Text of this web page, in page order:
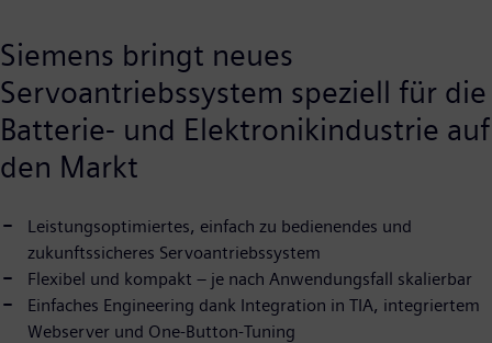
Siemens bringt neues
Servoantriebssystem speziell für die
Batterie- und Elektronikindustrie auf
den Markt
Leistungsoptimiertes, einfach zu bedienendes und
zukunftssicheres Servoantriebssystem
Flexibel und kompakt – je nach Anwendungsfall skalierbar
Einfaches Engineering dank Integration in TIA, integriertem
Webserver und One-Button-Tuning